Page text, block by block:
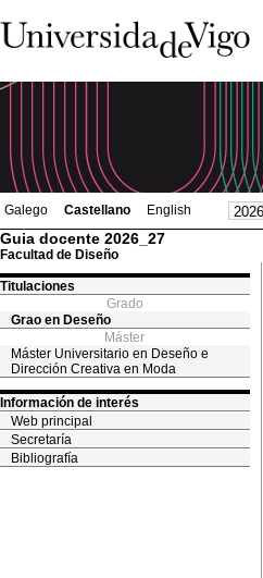
Galego Castellano English
Guia docente 2026_27
Facultad de Diseño
Titulaciones
Grado
Grao en Deseño
Máster
Máster Universitario en Deseño e
Dirección Creativa en Moda
Información de interés
Web principal
Secretaría
Bibliografía